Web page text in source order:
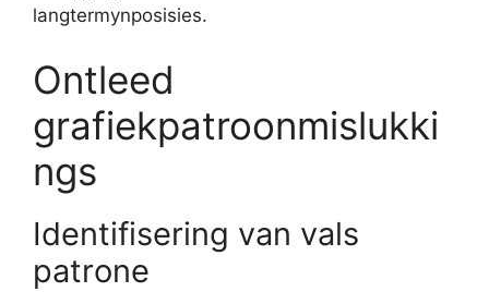
langtermynposisies.
Ontleed
grafiekpatroonmislukki
ngs
Identifisering van vals
patrone